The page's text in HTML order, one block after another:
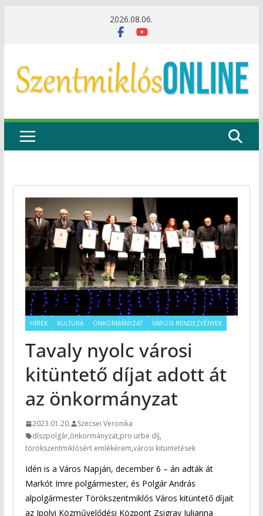
2026.08.06.
HÍREK KULTÚRA ÖNKORMÁNYZAT VÁROSI RENDEZVÉNYEK
Tavaly nyolc városi
kitüntető díjat adott át
az önkormányzat
2023.01.20.
Szecsei Veronika
díszpolgár,önkormányzat,pro urbe díj,
törökszentmiklósért emlékérem,városi kitüntetések
Idén is a Város Napján, december 6 – án adták át
Markót Imre polgármester, és Polgár András
alpolgármester Törökszentmiklós Város kitüntető díjait
az Ipolyi Közművelődési Központ Zsigray Julianna